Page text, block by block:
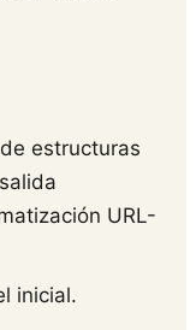
estructuras
URL-
inicial.